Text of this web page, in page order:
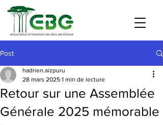
Post
Retour sur une Assemblée
Générale 2025 mémorable
hadrien.aizpuru
28 mars 2025 1 min de lecture